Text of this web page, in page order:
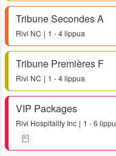
Tribune Secondes A
Rivi NC 1 - 4 lippua
Tribune Premières F
Rivi NC 1 - 4 lippua
VIP Packages
Rivi Hospitality Inc 1 - 6